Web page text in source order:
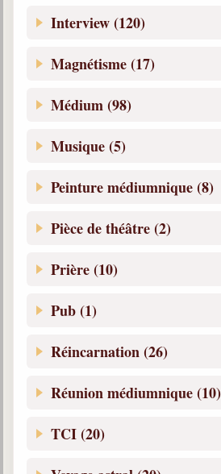
Interview (120)
Magnétisme (17)
Médium (98)
Musique (5)
Peinture médiumnique (8)
Pièce de théâtre (2)
Prière (10)
Pub (1)
Réincarnation (26)
Réunion médiumnique (10)
TCI (20)